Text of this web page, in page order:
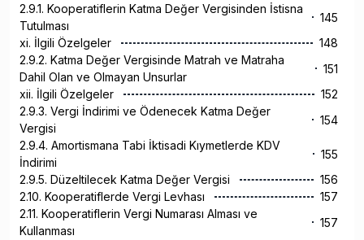
2.9.1. Kooperatiflerin Katma Değer Vergisinden İstisna
Tutulması
145
xi. İlgili Özelgeler
148
2.9.2. Katma Değer Vergisinde Matrah ve Matraha
Dahil Olan ve Olmayan Unsurlar
151
xii. İlgili Özelgeler
152
2.9.3. Vergi İndirimi ve Ödenecek Katma Değer
Vergisi
154
2.9.4. Amortismana Tabi İktisadi Kıymetlerde KDV
İndirimi
155
2.9.5. Düzeltilecek Katma Değer Vergisi
156
2.10. Kooperatiflerde Vergi Levhası
157
2.11. Kooperatiflerin Vergi Numarası Alması ve
Kullanması
157